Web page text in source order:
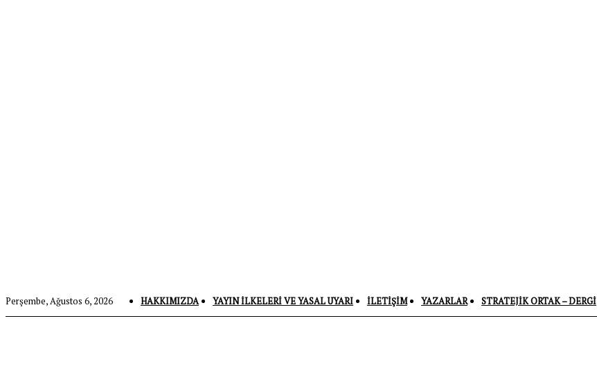
Perşembe, Ağustos 6, 2026 HAKKIMIZDA YAYIN İLKELERI VE YASAL UYARI İLETIŞIM YAZARLAR STRATEJIK ORTAK – DERGI